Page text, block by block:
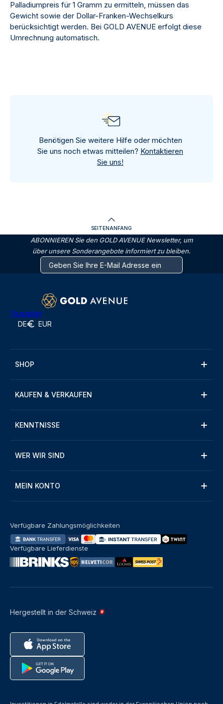
Palladiumpreis für 1 Gramm zu ermitteln, müssen das
Gewicht sowie der Dollar-Franken-Wechselkurs
berücksichtigt werden. Bei GOLD AVENUE erfolgt diese
Umrechnung automatisch.
Benötigen Sie weitere Hilfe oder möchten
Sie uns noch etwas mitteilen? Kontaktieren
Sie uns!
SEITENANFANG
ABONNIEREN Sie den GOLD AVENUE Newsletter, um
über unsere Sonderangebote informiert zu bleiben.
Trustpilot
DE EUR
SHOP
KAUFEN & VERKAUFEN
KENNTNISSE
WER WIR SIND
MEIN KONTO
Hergestellt in der Schweiz
Verfügbare Zahlungsmöglichkeiten
Verfügbare Lieferdienste